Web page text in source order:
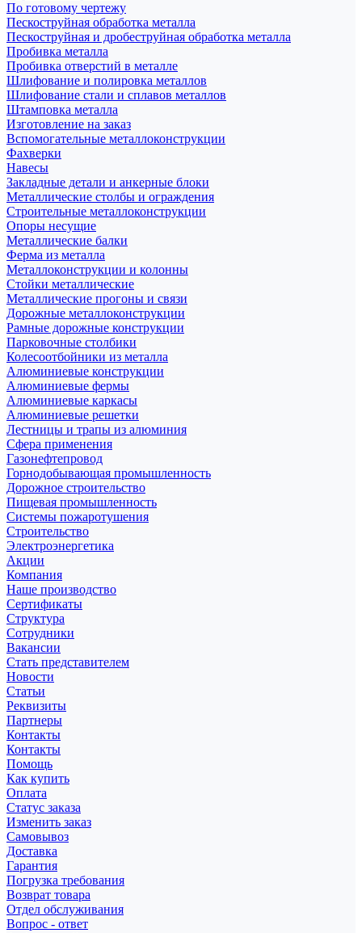
По готовому чертежу
Пескоструйная обработка металла
Пескоструйная и дробеструйная обработка металла
Пробивка металла
Пробивка отверстий в металле
Шлифование и полировка металлов
Шлифование стали и сплавов металлов
Штамповка металла
Изготовление на заказ
Вспомогательные металлоконструкции
Фахверки
Навесы
Закладные детали и анкерные блоки
Металлические столбы и ограждения
Строительные металлоконструкции
Опоры несущие
Металлические балки
Ферма из металла
Металлоконструкции и колонны
Стойки металлические
Металлические прогоны и связи
Дорожные металлоконструкции
Рамные дорожные конструкции
Парковочные столбики
Колесоотбойники из металла
Алюминиевые конструкции
Алюминиевые фермы
Алюминиевые каркасы
Алюминиевые решетки
Лестницы и трапы из алюминия
Сфера применения
Газонефтепровод
Горнодобывающая промышленность
Дорожное строительство
Пищевая промышленность
Системы пожаротушения
Строительство
Электроэнергетика
Акции
Компания
Наше производство
Сертификаты
Структура
Сотрудники
Вакансии
Стать представителем
Новости
Статьи
Реквизиты
Партнеры
Контакты
Контакты
Помощь
Как купить
Оплата
Статус заказа
Изменить заказ
Самовывоз
Доставка
Гарантия
Погрузка требования
Возврат товара
Отдел обслуживания
Вопрос - ответ